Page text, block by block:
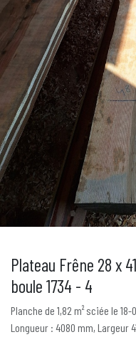
Plateau Frêne 28 x
boule 1734 - 4
Planche de 1,82 m² sciée le
Longueur : 4080 mm, Largeur